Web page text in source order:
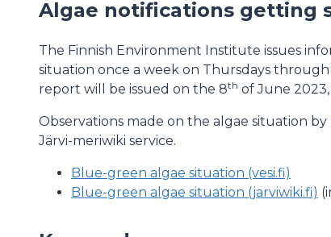
Algae notifications getting
The Finnish Environment Institute issues
situation once a week on Thursdays
report will be issued on the 8th of June 2023,
Observations made on the algae situation
Järvi-meriwiki service.
Blue-green algae situation (vesi.fi)
Blue-green algae situation (jarviwiki.fi)